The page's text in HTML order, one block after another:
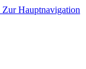
Zur Hauptnavigation